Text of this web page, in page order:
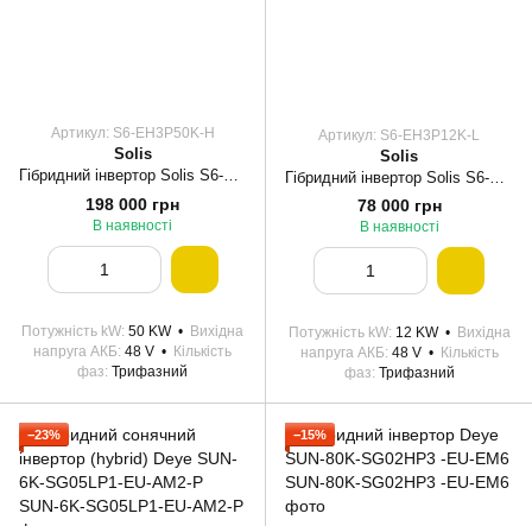
Артикул: S6-EH3P50K-H
Solis
Гібридний інвертор Solis S6-EH3P50K-H 50кВт, 3 фазы
198 000 грн
В наявності
Потужність kW 50 KW
Вихідна
напруга АКБ 48 V
Кількість
фаз Трифазний
Артикул: S6-EH3P12K-L
Solis
78 000 грн
В наявності
Потужність kW 12 KW
Вихідна
напруга АКБ 48 V
Кількість
фаз Трифазний
−23% −15%